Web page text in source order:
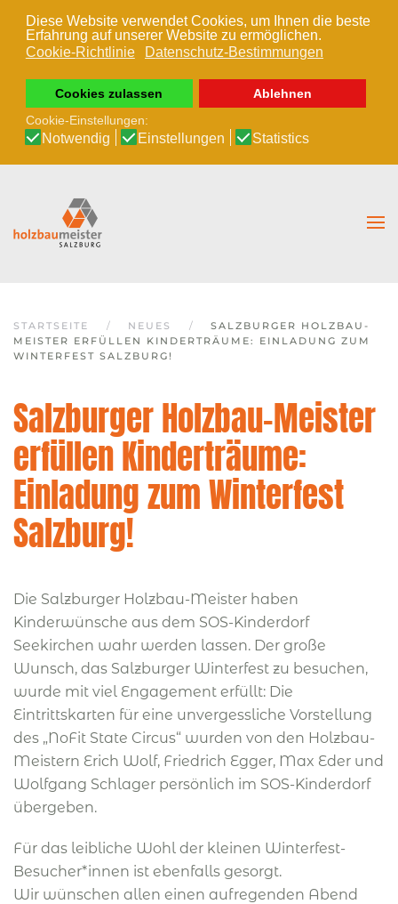
Diese Website verwendet Cookies, um Ihnen die beste
Erfahrung auf unserer Website zu ermöglichen.
Cookie-Richtlinie
Datenschutz-Bestimmungen
Cookies zulassen
Ablehnen
Cookie-Einstellungen:
Notwendig Einstellungen Statistics
Zum Hauptinhalt springen
STARTSEITE NEUES
SALZBURGER HOLZBAU-
MEISTER ERFÜLLEN KINDERTRÄUME: EINLADUNG ZUM
WINTERFEST SALZBURG!
Salzburger Holzbau-Meister
erfüllen Kinderträume:
Einladung zum Winterfest
Salzburg!
Die Salzburger Holzbau-Meister haben
Kinderwünsche aus dem SOS-Kinderdorf
Seekirchen wahr werden lassen. Der große
Wunsch, das Salzburger Winterfest zu besuchen,
wurde mit viel Engagement erfüllt: Die
Eintrittskarten für eine unvergessliche Vorstellung
des „NoFit State Circus“ wurden von den Holzbau-
Meistern Erich Wolf, Friedrich Egger, Max Eder und
Wolfgang Schlager persönlich im SOS-Kinderdorf
übergeben.
Für das leibliche Wohl der kleinen Winterfest-
Besucher*innen ist ebenfalls gesorgt.
Wir wünschen allen einen aufregenden Abend